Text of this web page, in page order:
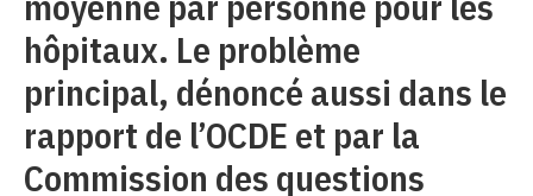
hôpitaux. Le problème
principal, dénoncé aussi dans le
rapport de l’OCDE et par la
Commission des questions